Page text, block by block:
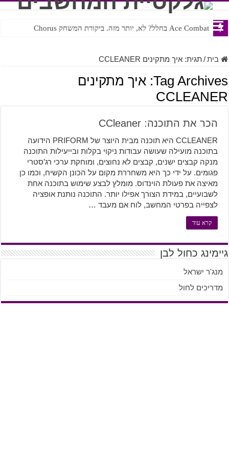
Ace Combat בחלל? לא, יותר מזה. ביקורת המשחק Chorus
Steven Universe והשירים שתורגמו בצורה נוראית לעברית
בית/תגית:איך מתקינים CCLEANER
Tag Archives: איך מתקינים
CCLEANER
הכר את התוכנה: CCleaner
CCLEANER היא תוכנה מבית היוצר של PRIFORM הידועה
בתוכנה מועילה שעושה עבודות ניקוי בקלות ובייעילות התוכנה
מנקה קבצים ישנים, קבצים לא נחוצים, ומוחקת ערכי רג’סטרי
פגומים. על ידי כך היא משחררת מקום על הכונן הקשיח, וכמו כן
מאיצה את פעולת הוינדוס. מומלץ לבצע שימוש בתוכנה אחת
לשבועיים, במידת הצורך אפילו יותר. התוכנה נותנת אופציה
לצפייה בפרטי המחשב, לוח אם מעבד …
קרא עוד
גיימינג כחול לבן
מנג'ר ישראל
מדריכים לחול